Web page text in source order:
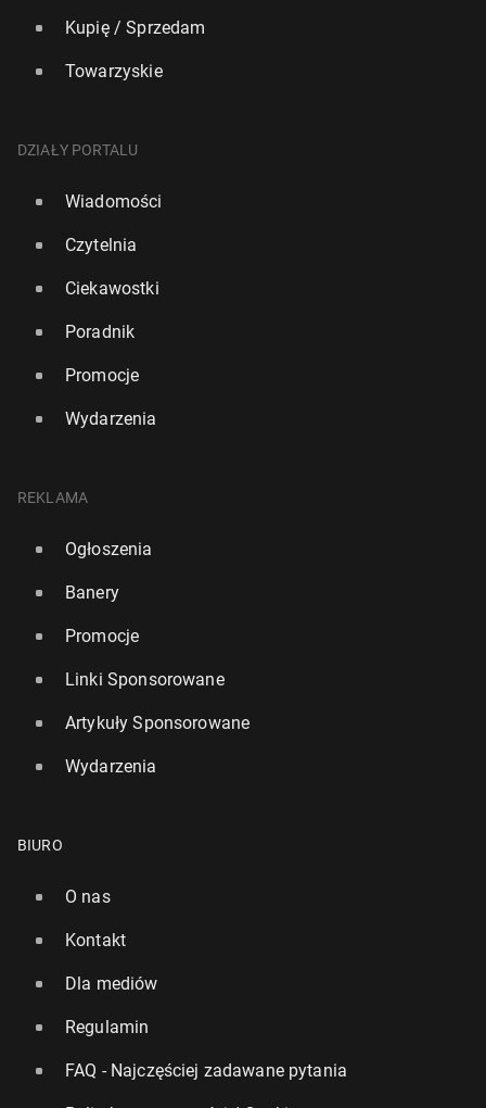
Kupię / Sprzedam
Towarzyskie
DZIAŁY PORTALU
Wiadomości
Czytelnia
Ciekawostki
Poradnik
Promocje
Wydarzenia
REKLAMA
Ogłoszenia
Banery
Promocje
Linki Sponsorowane
Artykuły Sponsorowane
Wydarzenia
BIURO
O nas
Kontakt
Dla mediów
Regulamin
FAQ - Najczęściej zadawane pytania